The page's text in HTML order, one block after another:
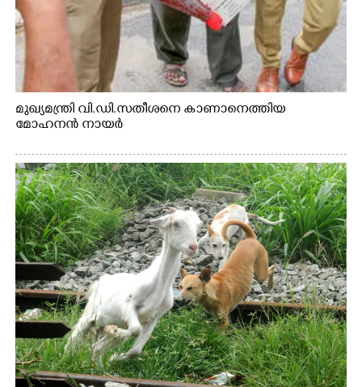
മുഖ്യമന്ത്രി വി.ഡി.സതീശനെ കാണാനെത്തിയ
മോഹനൻ നായർ